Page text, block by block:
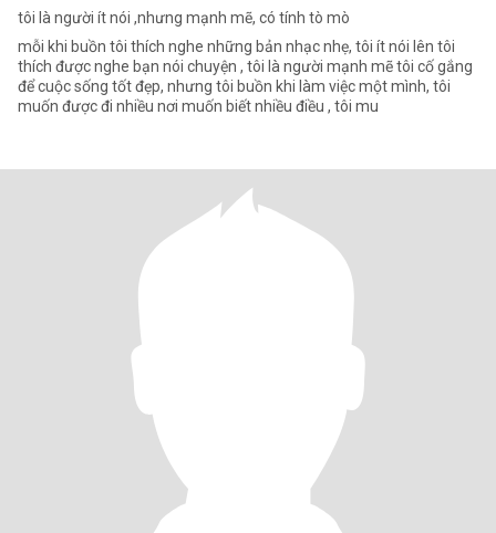
tôi là người ít nói ,nhưng mạnh mẽ, có tính tò mò
mỗi khi buồn tôi thích nghe những bản nhạc nhẹ, tôi ít nói lên tôi
thích được nghe bạn nói chuyện , tôi là người mạnh mẽ tôi cố gắng
để cuộc sống tốt đẹp, nhưng tôi buồn khi làm việc một mình, tôi
muốn được đi nhiều nơi muốn biết nhiều điều , tôi mu